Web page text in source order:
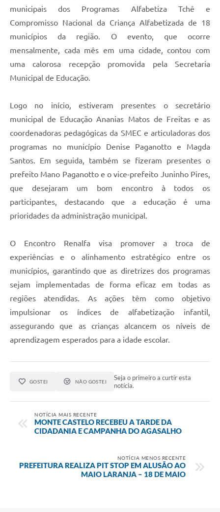
municipais dos Programas Alfabetiza Tchê e
Compromisso Nacional da Criança Alfabetizada de 18
municípios da região. O evento, que ocorre
mensalmente, cada mês em uma cidade, contou com
uma calorosa recepção promovida pela Secretaria
Municipal de Educação.
Logo no início, estiveram presentes o secretário
municipal de Educação Ananias Matos de Freitas e as
coordenadoras pedagógicas da SMEC e articuladoras dos
programas no município Denise Paganotto e Magda
Santos. Em seguida, também se fizeram presentes o
prefeito Mano Paganotto e o vice-prefeito Juninho Pires,
que desejaram um bom encontro à todos os
participantes, destacando que a educação é uma
prioridades da administração municipal.
O Encontro Renalfa visa promover a troca de
experiências e o alinhamento estratégico entre os
municípios, garantindo que as diretrizes dos programas
sejam implementadas de forma eficaz em todas as
regiões atendidas. As ações têm como objetivo
impulsionar os índices de alfabetização infantil,
assegurando que as crianças alcancem os níveis de
aprendizagem esperados para a idade escolar.
GOSTEI NÃO GOSTEI
Seja o primeiro a curtir esta
notícia.
NOTÍCIA MAIS RECENTE
MONTE CASTELO RECEBEU A TARDE DA
CIDADANIA E CAMPANHA DO AGASALHO
NOTÍCIA MENOS RECENTE
PREFEITURA REALIZA PIT STOP EM ALUSÃO AO
MAIO LARANJA – 18 DE MAIO